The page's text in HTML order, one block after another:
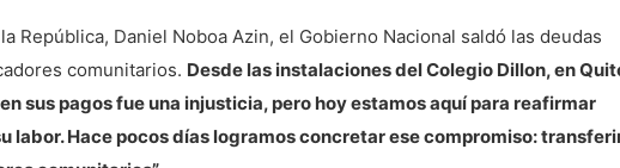
República, Daniel Noboa Azin, el Gobierno Nacional saldó las deudas
comunitarios. Desde las instalaciones del Colegio Dillon, en
sus pagos fue una injusticia, pero hoy estamos aquí para reafirmar
labor. Hace pocos días logramos concretar ese compromiso: